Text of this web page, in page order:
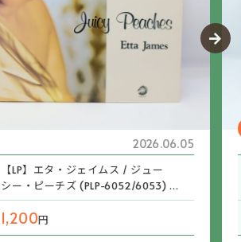
2026.06.05
【LP】エタ・ジェイムス / ジュー
シー・ピーチズ (PLP-6052/6053) 帯
付
1,200円